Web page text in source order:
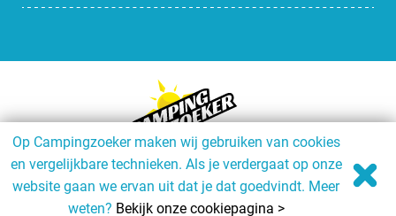
Charmecamping
Bekijk alles >
Wie is Campingzoeker?
Meld mijn camping aan
Samenwerken en adverteren
Contact
© Campingzoeker.nl Privacy policy Cookies /
Creatie: De
Op Campingzoeker maken wij gebruiken van cookies
en vergelijkbare technieken. Als je verdergaat op onze
website gaan we ervan uit dat je dat goedvindt. Meer
weten? Bekijk onze cookiepagina >